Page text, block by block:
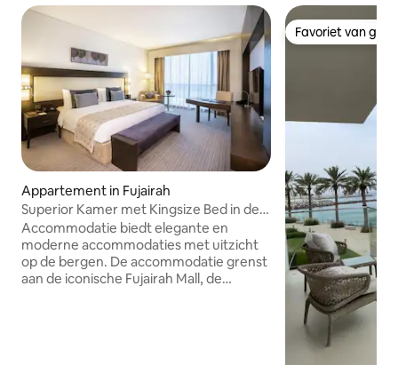
Appartement in Fujairah
Superior Kamer met Kingsize Bed in de
buurt van Fujairah Mall
Accommodatie biedt elegante en
moderne accommodaties met uitzicht
op de bergen. De accommodatie grenst
aan de iconische Fujairah Mall, de
Favoriet van
Favoriet van